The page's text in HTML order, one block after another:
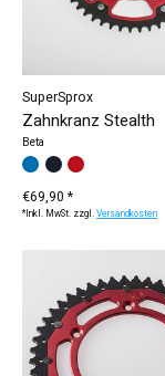
SuperSprox
Zahnkranz Stealth
Beta
Farbe: *— blau
blauschwarz
rot
€69,90 *
*Inkl. MwSt. zzgl.Versandkosten